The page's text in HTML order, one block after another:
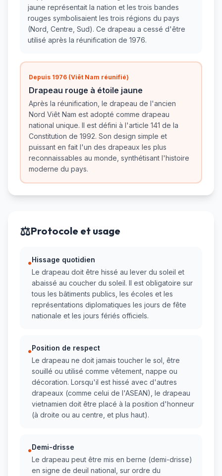
jaune représentait la nation et les trois bandes
rouges symbolisaient les trois régions du pays
(Nord, Centre, Sud). Ce drapeau a cessé d'être
utilisé après la réunification de 1976.
Depuis 1976 (Viêt Nam réunifié)
Drapeau rouge à étoile jaune
Après la réunification, le drapeau de l'ancien
Nord Viêt Nam est adopté comme drapeau
national unique. Il est défini à l'article 141 de la
Constitution de 1992. Son design simple et
puissant en fait l'un des drapeaux les plus
reconnaissables au monde, synthétisant l'histoire
moderne du pays.
⚖️Protocole et usage
•Hissage quotidien
Le drapeau doit être hissé au lever du soleil et
abaissé au coucher du soleil. Il est obligatoire sur
tous les bâtiments publics, les écoles et les
représentations diplomatiques les jours de fête
nationale et les jours fériés officiels.
•Position de respect
Le drapeau ne doit jamais toucher le sol, être
souillé ou utilisé comme vêtement, nappe ou
décoration. Lorsqu'il est hissé avec d'autres
drapeaux (comme celui de l'ASEAN), le drapeau
vietnamien doit être placé à la position d'honneur
(à droite ou au centre, et plus haut).
•Demi-drisse
Le drapeau peut être mis en berne (demi-drisse)
en signe de deuil national, sur ordre du